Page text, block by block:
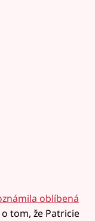
oblíbená
tom, že Patricie